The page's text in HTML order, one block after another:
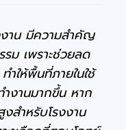
าน มีความสำคัญ
ม เพราะช่วยลด
ำให้พื้นที่ภายในใช้
ำงานมากขึ้น หาก
สำหรับโรงงาน